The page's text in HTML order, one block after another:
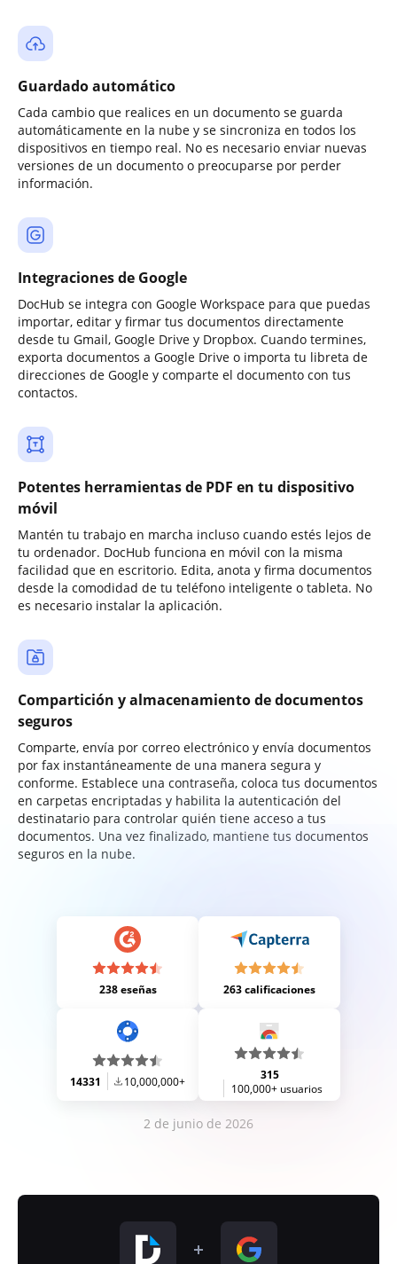
Guardado automático
Cada cambio que realices en un documento se guarda
automáticamente en la nube y se sincroniza en todos los
dispositivos en tiempo real. No es necesario enviar nuevas
versiones de un documento o preocuparse por perder
información.
Integraciones de Google
DocHub se integra con Google Workspace para que puedas
importar, editar y firmar tus documentos directamente
desde tu Gmail, Google Drive y Dropbox. Cuando termines,
exporta documentos a Google Drive o importa tu libreta de
direcciones de Google y comparte el documento con tus
contactos.
Potentes herramientas de PDF en tu dispositivo
móvil
Mantén tu trabajo en marcha incluso cuando estés lejos de
tu ordenador. DocHub funciona en móvil con la misma
facilidad que en escritorio. Edita, anota y firma documentos
desde la comodidad de tu teléfono inteligente o tableta. No
es necesario instalar la aplicación.
Compartición y almacenamiento de documentos
seguros
Comparte, envía por correo electrónico y envía documentos
por fax instantáneamente de una manera segura y
conforme. Establece una contraseña, coloca tus documentos
en carpetas encriptadas y habilita la autenticación del
destinatario para controlar quién tiene acceso a tus
documentos. Una vez finalizado, mantiene tus documentos
seguros en la nube.
238 eseñas 263 calificaciones
14331 10,000,000+
315
100,000+ usuarios
2 de junio de 2026